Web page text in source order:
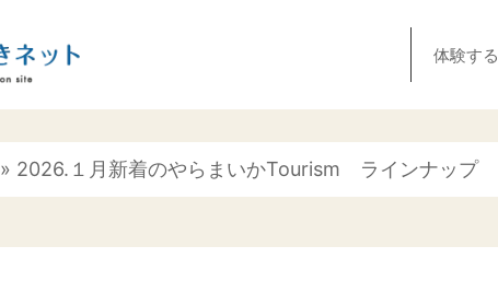
体験する
» 2026.１月新着のやらまいかTourism ラインナップ